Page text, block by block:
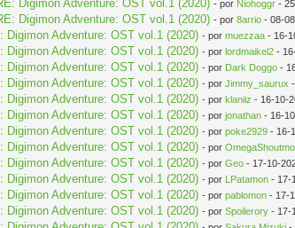
Digimon Adventure: OST vol.1 (2020) - por Niohoggr -
Digimon Adventure: OST vol.1 (2020) - por8arrio - 08-
Digimon Adventure: OST vol.1 (2020) - pormuezzaa - 16-
Digimon Adventure: OST vol.1 (2020) - porlordmaikel2 -
Digimon Adventure: OST vol.1 (2020) - por Dark Doggo -
Digimon Adventure: OST vol.1 (2020) - porJimmy_saurux
Digimon Adventure: OST vol.1 (2020) - porklaniiz - 16-10-
Digimon Adventure: OST vol.1 (2020) - porjonathan - 16-
Digimon Adventure: OST vol.1 (2020) - porpoke2929 - 16-
Digimon Adventure: OST vol.1 (2020) - por
Digimon Adventure: OST vol.1 (2020) - porGeo - 17-10-
Digimon Adventure: OST vol.1 (2020) - por LPatamon - 17-
Digimon Adventure: OST vol.1 (2020) - porpablomon - 17-
Digimon Adventure: OST vol.1 (2020) - porSpoilerory - 17-